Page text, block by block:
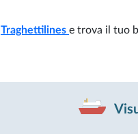
Traghettilines e trova il tuo